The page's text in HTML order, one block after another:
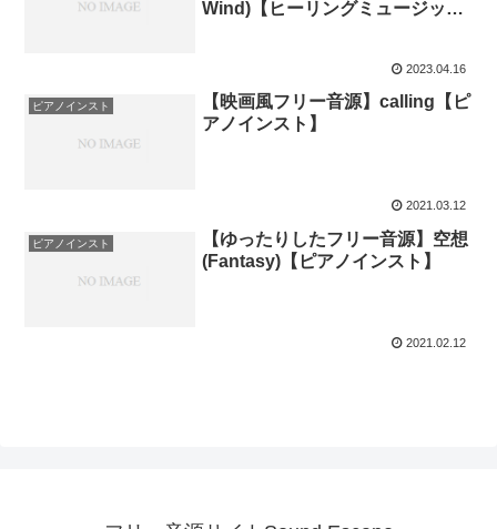
Wind)【ヒーリングミュージッ
2023.04.16
ピアノインスト
【映画風フリー音源】calling【ピ
アノインスト】
2021.03.12
ピアノインスト
【ゆったりしたフリー音源】空想
(Fantasy)【ピアノインスト】
2021.02.12